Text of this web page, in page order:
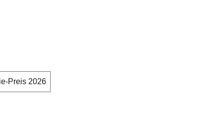
Preis 2026